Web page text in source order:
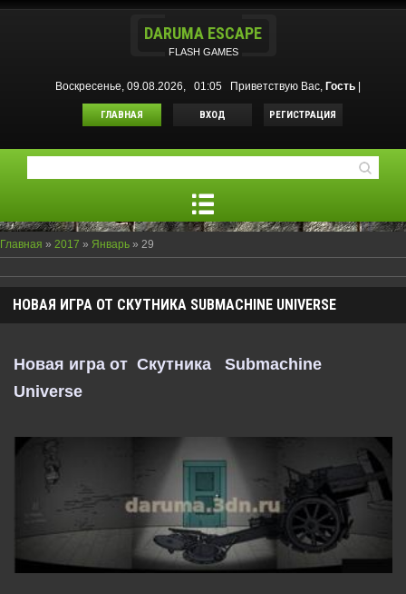
DARUMA ESCAPE
FLASH GAMES
Воскресенье, 09.08.2026, 01:05 Приветствую Вас, Гость|
ГЛАВНАЯ ВХОД РЕГИСТРАЦИЯ
Главная » 2017 » Январь » 29
НОВАЯ ИГРА ОТ СКУТНИКА SUBMACHINE UNIVERSE
Новая игра от Скутника Submachine
Universe